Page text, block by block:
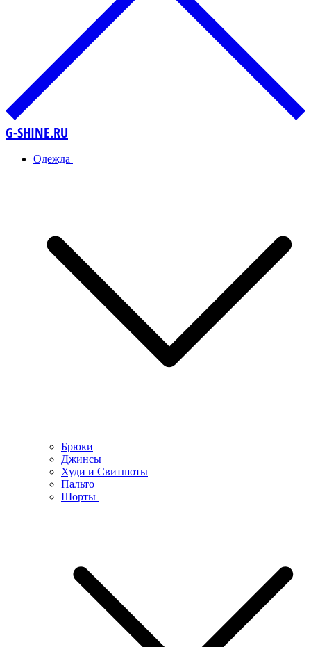
G-SHINE.RU
Одежда
Брюки
Джинсы
Худи и Свитшоты
Пальто
Шорты